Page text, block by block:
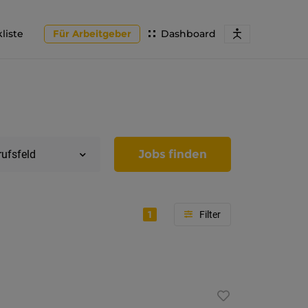
Dashboard
Für Arbeitgeber
Jobs finden
1